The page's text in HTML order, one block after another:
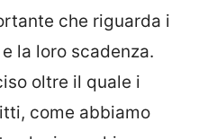
che riguarda i
la loro scadenza.
oltre il quale i
come abbiamo